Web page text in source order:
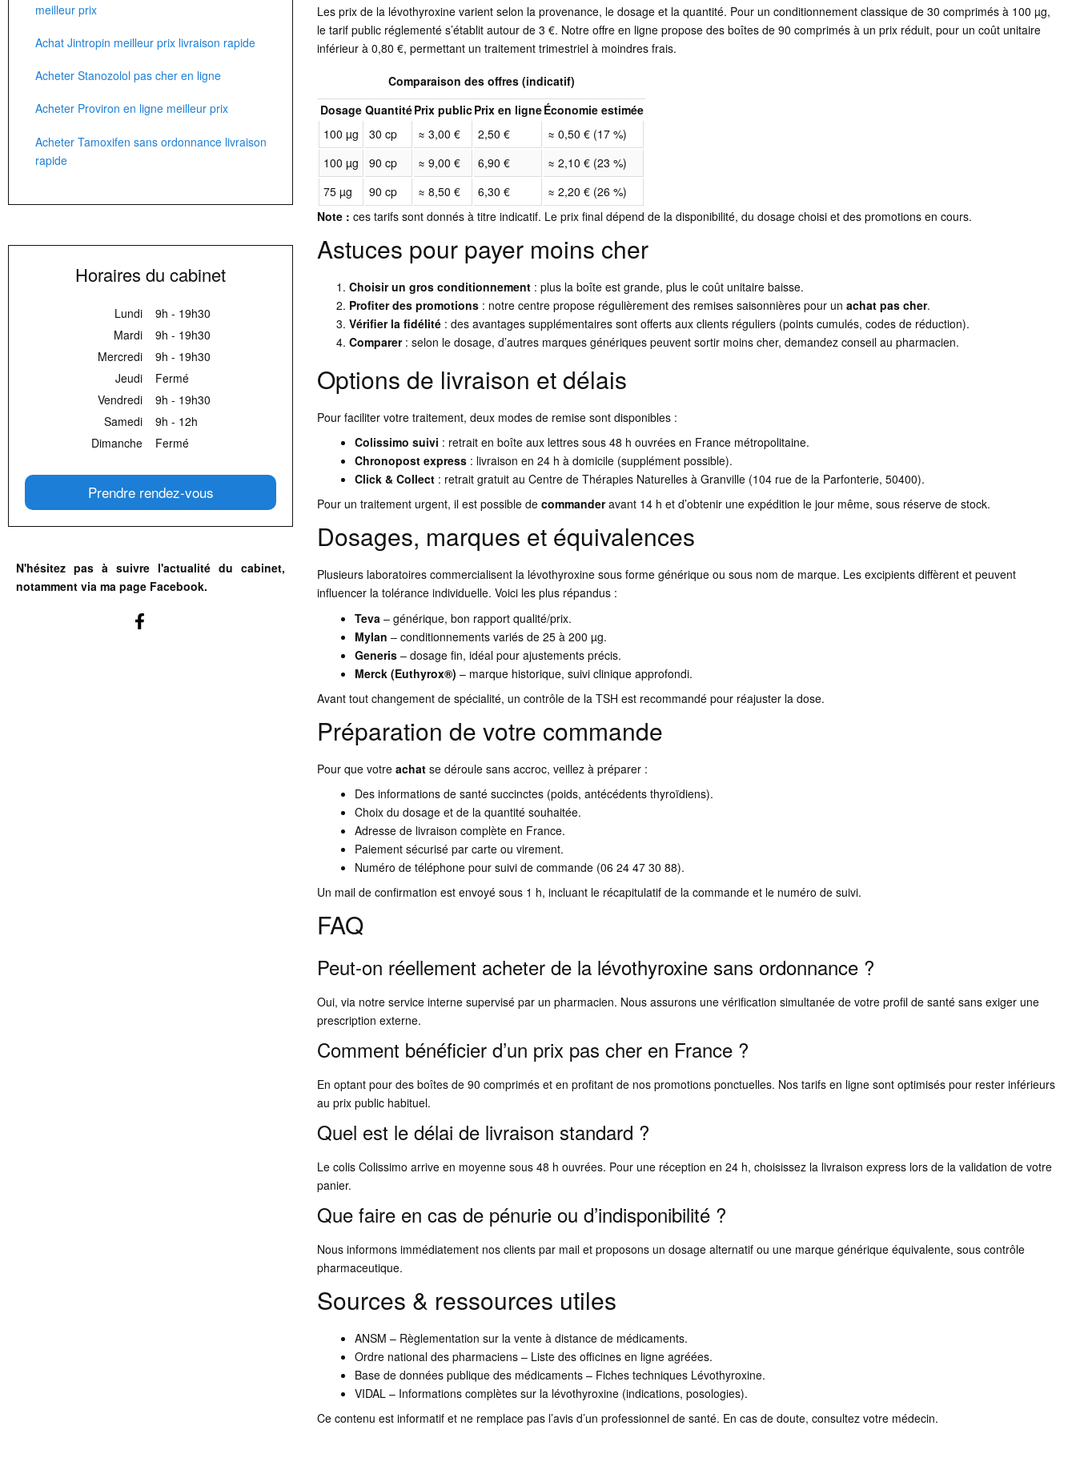
Les prix de la lévothyroxine varient selon la provenance, le dosage et la quantité. Pour un conditionnement classique de 30 comprimés à 100 µg,
le tarif public réglementé s’établit autour de 3 €. Notre offre en ligne propose des boîtes de 90 comprimés à un prix réduit, pour un coût unitaire
inférieur à 0,80 €, permettant un traitement trimestriel à moindres frais.
Comparaison des offres (indicatif)
Dosage QuantitéPrix publicPrix en ligneÉconomie estimée
100 µg
30 cp ≈ 3,00 € 2,50 €
≈ 0,50 € (17 %)
100 µg
90 cp ≈ 9,00 € 6,90 €
≈ 2,10 € (23 %)
75 µg
90 cp ≈ 8,50 € 6,30 €
≈ 2,20 € (26 %)
Note : ces tarifs sont donnés à titre indicatif. Le prix final dépend de la disponibilité, du dosage choisi et des promotions en cours.
Astuces pour payer moins cher
Choisir un gros conditionnement : plus la boîte est grande, plus le coût unitaire baisse.
Profiter des promotions : notre centre propose régulièrement des remises saisonnières pour unachat pas cher.
Vérifier la fidélité : des avantages supplémentaires sont offerts aux clients réguliers (points cumulés, codes de réduction).
Comparer: selon le dosage, d’autres marques génériques peuvent sortir moins cher, demandez conseil au pharmacien.
Options de livraison et délais
Pour faciliter votre traitement, deux modes de remise sont disponibles :
Colissimo suivi : retrait en boîte aux lettres sous 48 h ouvrées en France métropolitaine.
Chronopost express : livraison en 24 h à domicile (supplément possible).
Click & Collect : retrait gratuit au Centre de Thérapies Naturelles à Granville (104 rue de la Parfonterie, 50400).
Pour un traitement urgent, il est possible decommanderavant 14 h et d’obtenir une expédition le jour même, sous réserve de stock.
Dosages, marques et équivalences
Plusieurs laboratoires commercialisent la lévothyroxine sous forme générique ou sous nom de marque. Les excipients diffèrent et peuvent
influencer la tolérance individuelle. Voici les plus répandus :
Teva – générique, bon rapport qualité/prix.
Mylan – conditionnements variés de 25 à 200 µg.
Generis – dosage fin, idéal pour ajustements précis.
Merck (Euthyrox®) – marque historique, suivi clinique approfondi.
Avant tout changement de spécialité, un contrôle de la TSH est recommandé pour réajuster la dose.
Préparation de votre commande
Pour que votreachat se déroule sans accroc, veillez à préparer :
Des informations de santé succinctes (poids, antécédents thyroïdiens).
Choix du dosage et de la quantité souhaitée.
Adresse de livraison complète en France.
Paiement sécurisé par carte ou virement.
Numéro de téléphone pour suivi de commande (06 24 47 30 88).
Un mail de confirmation est envoyé sous 1 h, incluant le récapitulatif de la commande et le numéro de suivi.
FAQ
Peut-on réellement acheter de la lévothyroxine sans ordonnance ?
Oui, via notre service interne supervisé par un pharmacien. Nous assurons une vérification simultanée de votre profil de santé sans exiger une
prescription externe.
Comment bénéficier d’un prix pas cher en France ?
En optant pour des boîtes de 90 comprimés et en profitant de nos promotions ponctuelles. Nos tarifs en ligne sont optimisés pour rester inférieurs
au prix public habituel.
Quel est le délai de livraison standard ?
Le colis Colissimo arrive en moyenne sous 48 h ouvrées. Pour une réception en 24 h, choisissez la livraison express lors de la validation de votre
panier.
Que faire en cas de pénurie ou d’indisponibilité ?
Nous informons immédiatement nos clients par mail et proposons un dosage alternatif ou une marque générique équivalente, sous contrôle
pharmaceutique.
Sources & ressources utiles
ANSM – Règlementation sur la vente à distance de médicaments.
Ordre national des pharmaciens – Liste des officines en ligne agréées.
Base de données publique des médicaments – Fiches techniques Lévothyroxine.
VIDAL – Informations complètes sur la lévothyroxine (indications, posologies).
Ce contenu est informatif et ne remplace pas l’avis d’un professionnel de santé. En cas de doute, consultez votre médecin.
meilleur prix
Achat Jintropin meilleur prix livraison rapide
Acheter Stanozolol pas cher en ligne
Acheter Proviron en ligne meilleur prix
Acheter Tamoxifen sans ordonnance livraison
rapide
Horaires du cabinet
Lundi
9h - 19h30
Mardi
9h - 19h30
Mercredi
9h - 19h30
Jeudi
Fermé
Vendredi
9h - 19h30
Samedi
9h - 12h
Dimanche
Fermé
Prendre rendez-vous
N'hésitez pas à suivre l'actualité du cabinet,
notamment via ma page Facebook.